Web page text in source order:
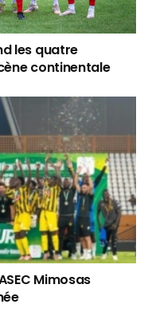
les quatre
continentale
Mimosas